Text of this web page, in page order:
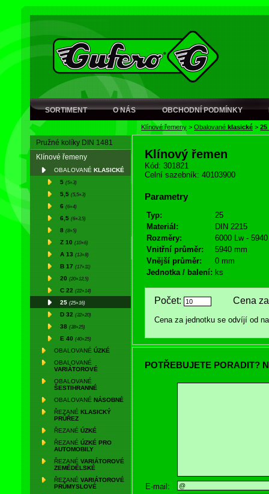
SORTIMENT O NÁS OBCHODNÍ PODMÍNKY
Klínové řemeny > Obalované klasické > 25
Pružné kolíky DIN 1481
Klínové řemeny
OBALOVANÉ KLASICKÉ
5 (5×3)
5,5 (5,5×3)
6 (6×4)
6,5 (6×3,5)
8 (8×5)
Z 10 (10×6)
A 13 (13×8)
B 17 (17×11)
20 (20×12,5)
C 22 (22×14)
25 (25×16)
D 32 (32×20)
38 (38×25)
E 40 (40×25)
OBALOVANÉ ÚZKÉ
OBALOVANÉ
VARIÁTOROVÉ
OBALOVANÉ
ŠESTIHRANNÉ
OBALOVANÉ NÁSOBNÉ
ŘEZANÉ KLASICKÝ
PRŮŘEZ
ŘEZANÉ ÚZKÉ
ŘEZANÉ ÚZKÉ PRO
AUTOMOBILY
ŘEZANÉ VARIÁTOROVÉ
ZEMĚDĚLSKÉ
ŘEZANÉ VARIÁTOROVÉ
PRŮMYSLOVÉ
Klínový řemen
Kód: 301821
Celní sazebník: 40103900
Parametry
Typ:
25
Materiál:
DIN 2215
Rozměry:
6000 Lw -
Vnitřní průměr:
5940 mm
Vnější průměr:
0 mm
Jednotka / balení: ks
Počet: Cena za
Cena za jednotku se odvíjí od
POTŘEBUJETE PORADIT?
E-mail: